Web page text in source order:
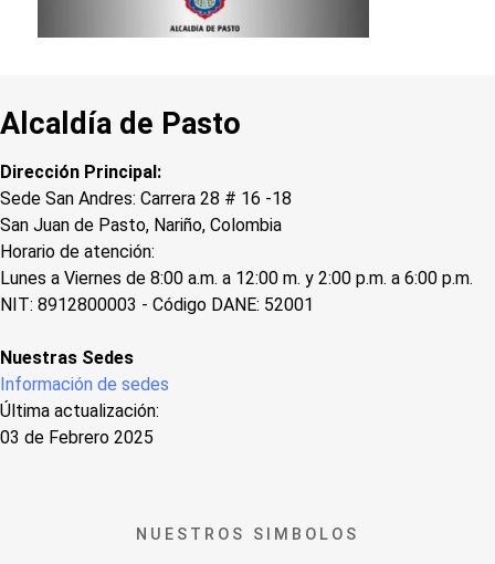
Alcaldía de Pasto
Dirección Principal:
Sede San Andres: Carrera 28 # 16 -18
San Juan de Pasto, Nariño, Colombia
Horario de atención:
Lunes a Viernes de 8:00 a.m. a 12:00 m. y 2:00 p.m. a 6:00 p.m.
NIT: 8912800003 - Código DANE: 52001
Nuestras Sedes
Información de sedes
Última actualización:
03 de Febrero 2025
NUESTROS SIMBOLOS